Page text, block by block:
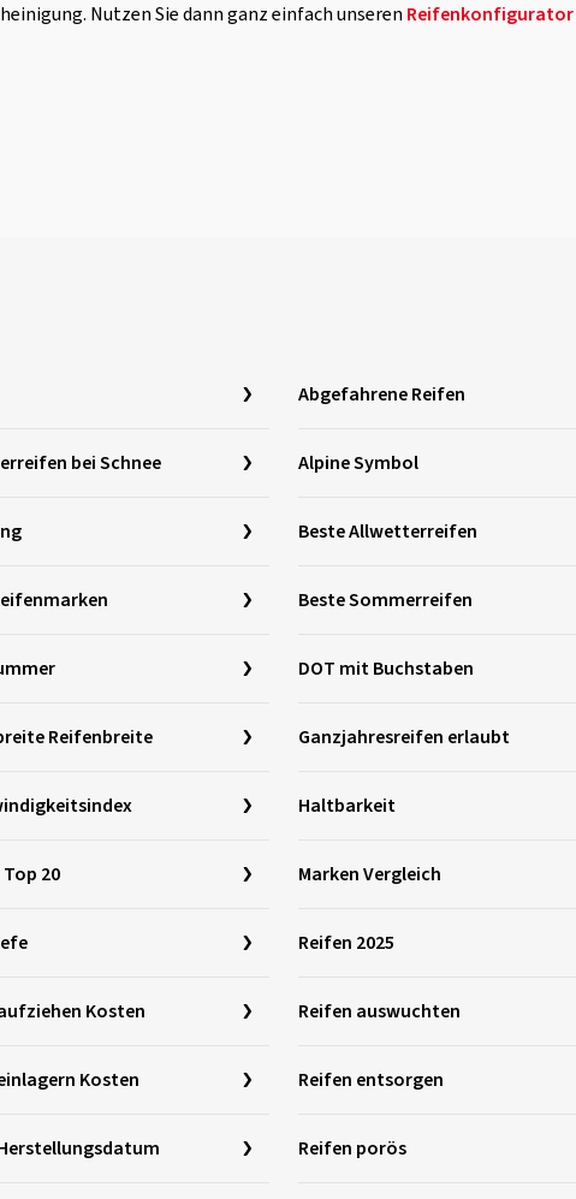
Nutzen Sie dann ganz einfach unseren Reifenkonfigurator
Abgefahrene Reifen
bei Schnee Alpine Symbol
Beste Allwetterreifen
Beste Sommerreifen
DOT mit Buchstaben
Reifenbreite Ganzjahresreifen erlaubt
Haltbarkeit
20 Marken Vergleich
Reifen 2025
Kosten Reifen auswuchten
Kosten Reifen entsorgen
Reifen porös